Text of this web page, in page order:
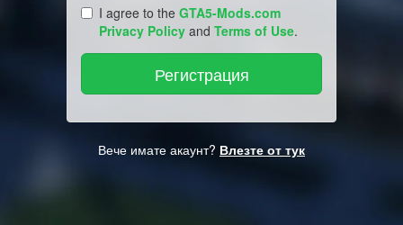
I agree to the GTA5-Mods.com
Privacy Policy and Terms of Use.
Вече имате акаунт? Влезте от тук